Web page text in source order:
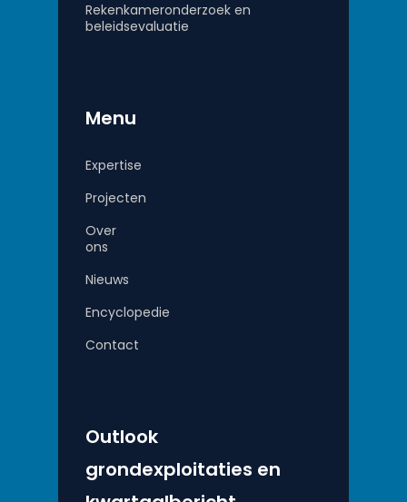
Rekenkameronderzoek en
beleidsevaluatie
Menu
Expertise
Projecten
Over
ons
Nieuws
Encyclopedie
Contact
Outlook
grondexploitaties en